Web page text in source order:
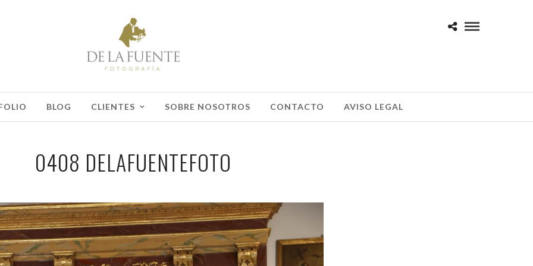
BLOG CLIENTES SOBRE NOSOTROS CONTACTO AVISO LEGAL
0408 DELAFUENTEFOTO